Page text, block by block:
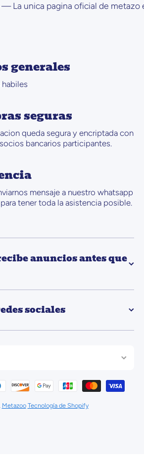
pagina oficial de metazo es
generales
habiles
seguras
queda segura y encriptada con
bancarios participantes.
mensaje a nuestro whatsapp
tener toda la asistencia posible.
anuncios antes que
sociales
Formas de pago
Metazoo Tecnología de Shopify